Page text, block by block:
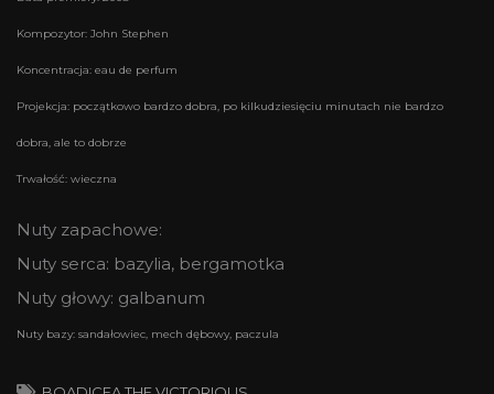
Kompozytor: John Stephen
Koncentracja: eau de perfum
Projekcja: początkowo bardzo dobra, po kilkudziesięciu minutach nie bardzo
dobra, ale to dobrze
Trwałość: wieczna
Nuty zapachowe:
Nuty serca: bazylia, bergamotka
Nuty głowy: galbanum
Nuty bazy: sandałowiec, mech dębowy, paczula